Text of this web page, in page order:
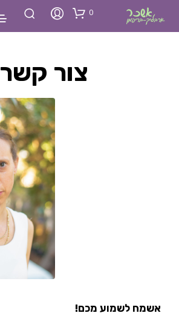
0
צור קשר
אשמח לשמוע מכם!